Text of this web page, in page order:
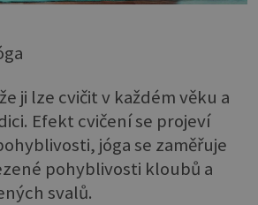
ji lze cvičit v každém věku a
Efekt cvičení se projeví
jóga se zaměřuje
pohyblivosti kloubů a
svalů.